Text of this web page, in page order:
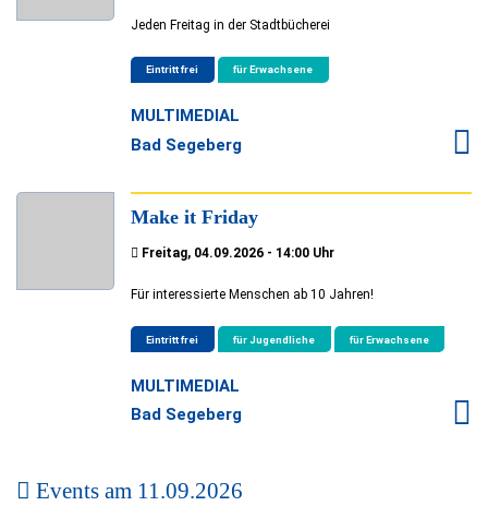
Jeden Freitag in der Stadtbücherei
Eintritt frei für Erwachsene
MULTIMEDIAL
Bad Segeberg
Make it Friday
Freitag, 04.09.2026 - 14:00 Uhr
Für interessierte Menschen ab 10 Jahren!
Eintritt frei für Jugendliche für Erwachsene
MULTIMEDIAL
Bad Segeberg
Events am 11.09.2026